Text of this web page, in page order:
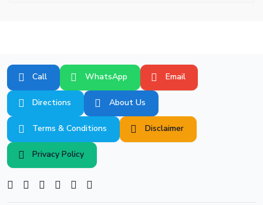
Call WhatsApp Email
Directions About Us
Terms & Conditions Disclaimer
Privacy Policy